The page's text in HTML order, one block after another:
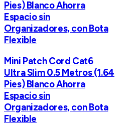
Pies) Blanco Ahorra
Espacio sin
Organizadores, con Bota
Flexible
Mini Patch Cord Cat6
Ultra Slim 0.5 Metros (1.64
Pies) Blanco Ahorra
Espacio sin
Organizadores, con Bota
Flexible